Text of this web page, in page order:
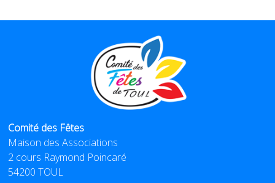
Comité des Fêtes
Maison des Associations
2 cours Raymond Poincaré
54200 TOUL